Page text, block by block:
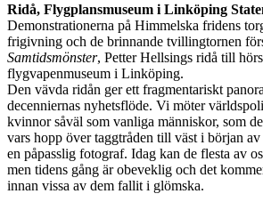
Ridå, Flygplansmuseum i Linköping
Demonstrationerna på Himmelska fridens
frigivning och de brinnande tvillingtornen
Samtidsmönster, Petter Hellsings ridå till
flygvapenmuseum i Linköping.
Den vävda ridån ger ett fragmentariskt
decenniernas nyhetsflöde. Vi möter
kvinnor såväl som vanliga människor, som
vars hopp över taggtråden till väst i början
en påpasslig fotograf. Idag kan de flesta av
men tidens gång är obeveklig och det
innan vissa av dem fallit i glömska.